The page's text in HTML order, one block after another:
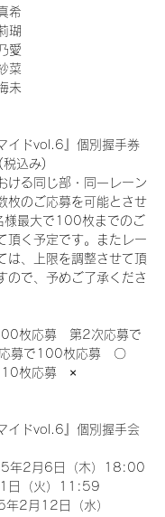
希
瑚
愛
菜
未
イドvol.6』個別握手券
込み)
ける同じ部・同一レーン
枚のご応募を可能とさせ
様最大で100枚までのご
頂く予定です。またレー
は、上限を調整させて頂
ので、予めご了承くださ
枚応募　第2次応募で
募で100枚応募　〇
枚応募　×
イドvol.6』個別握手会
年2月6日（木）18:00
日（火）11:59
年2月12日（水）